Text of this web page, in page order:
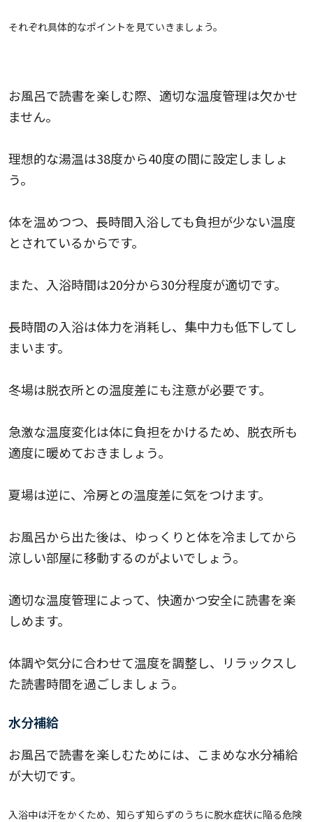
それぞれ具体的なポイントを見ていきましょう。
お風呂で読書を楽しむ際、適切な温度管理は欠かせ
ません。
理想的な湯温は38度から40度の間に設定しましょ
う。
体を温めつつ、長時間入浴しても負担が少ない温度
とされているからです。
また、入浴時間は20分から30分程度が適切です。
長時間の入浴は体力を消耗し、集中力も低下してし
まいます。
冬場は脱衣所との温度差にも注意が必要です。
急激な温度変化は体に負担をかけるため、脱衣所も
適度に暖めておきましょう。
夏場は逆に、冷房との温度差に気をつけます。
お風呂から出た後は、ゆっくりと体を冷ましてから
涼しい部屋に移動するのがよいでしょう。
適切な温度管理によって、快適かつ安全に読書を楽
しめます。
体調や気分に合わせて温度を調整し、リラックスし
た読書時間を過ごしましょう。
水分補給
お風呂で読書を楽しむためには、こまめな水分補給
が大切です。
入浴中は汗をかくため、知らず知らずのうちに脱水症状に陥る危険